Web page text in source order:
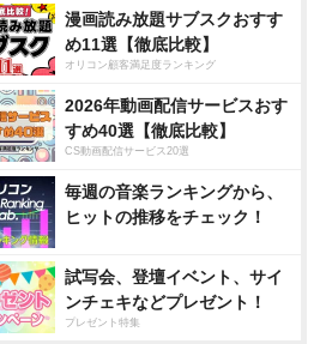
漫画読み放題サブスクおすす
め11選【徹底比較】
オリコン顧客満足度ランキング
2026年動画配信サービスおす
すめ40選【徹底比較】
CS動画配信サービス20選
毎週の音楽ランキングから、
ヒットの推移をチェック！
試写会、登壇イベント、サイ
ンチェキなどプレゼント！
プレゼント特集